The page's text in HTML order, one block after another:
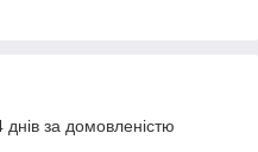
за домовленістю